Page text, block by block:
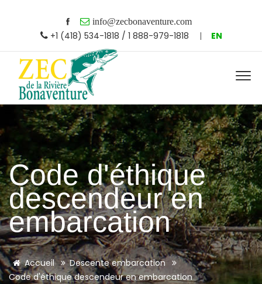
info@zecbonaventure.com
+1 (418) 534-1818 / 1 888-979-1818 | EN
Code d'éthique
descendeur en
embarcation
Accueil
Descente embarcation
Code d'éthique descendeur en embarcation